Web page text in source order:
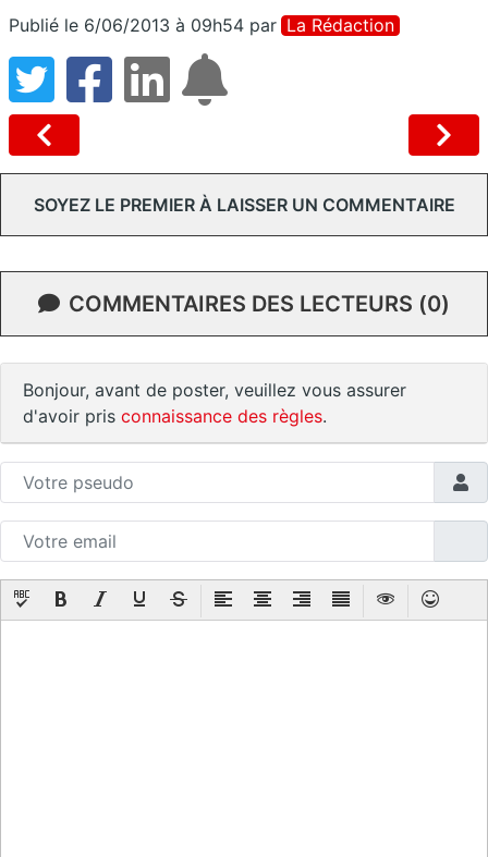
Publié le 6/06/2013 à 09h54 par La Rédaction
SOYEZ LE PREMIER À LAISSER UN COMMENTAIRE
COMMENTAIRES DES LECTEURS (0)
Bonjour, avant de poster, veuillez vous assurer
d'avoir pris connaissance des règles.